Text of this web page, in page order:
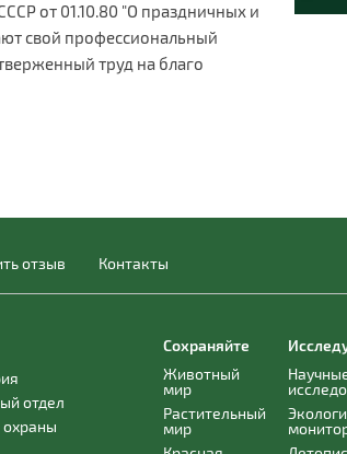
от 01.10.80 "О праздничных и
свой профессиональный
труд на благо
отзыв Контакты
отдел
охраны
Сохраняйте
Животный
мир
Растительный
мир